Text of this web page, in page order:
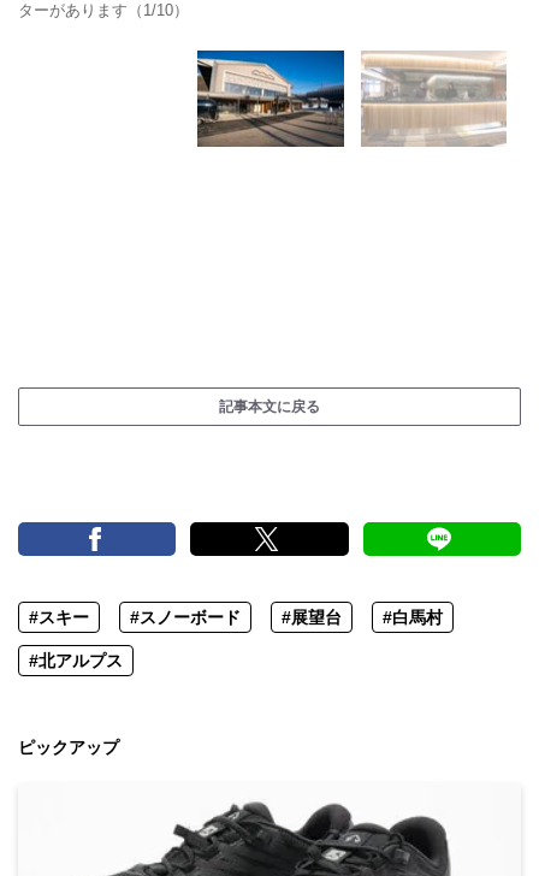
ターがあります（1/10）
記事本文に戻る
#スキー #スノーボード #展望台 #白馬村
#北アルプス
ピックアップ